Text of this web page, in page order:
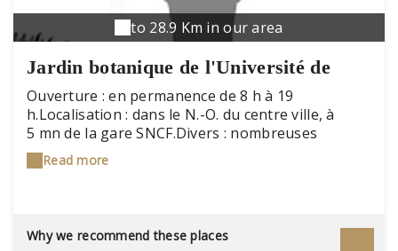
to 28.9 Km in our area
Jardin botanique de l'Université de
Franche-Comté et de la Ville de
Besançon
Ouverture : en permanence de 8 h à 19
h.Localisation : dans le N.-O. du centre ville, à
5 mn de la gare SNCF.Divers : nombreuses
animations gratuites (programmation disponible
sur le site Internet).Proprietaires : Université de
fcomte.fr- Web : http://jardin-botanique.univ-
fcomte.fr
Read more
Why we recommend these places